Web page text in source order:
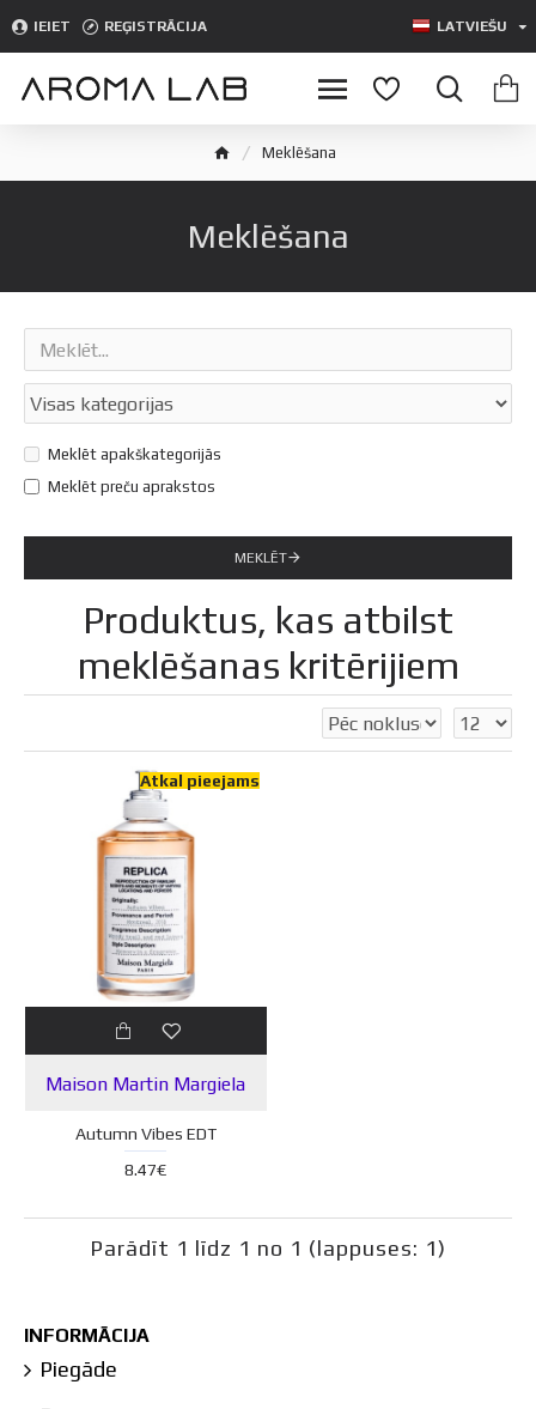
IEIET REĢISTRĀCIJA LATVIEŠU
Meklēšana
Meklēšana
Meklēt apakškategorijās
Meklēt preču aprakstos
MEKLĒT
Produktus, kas atbilst
meklēšanas kritērijiem
Atkal pieejams
Maison Martin Margiela
Autumn Vibes EDT
8.47€
Parādīt 1 līdz 1 no 1 (lappuses: 1)
INFORMĀCIJA
Piegāde